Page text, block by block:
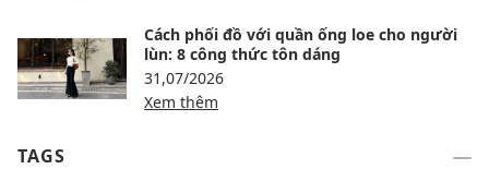
Cách phối đồ với quần ống loe cho người
lùn: 8 công thức tôn dáng
31,07/2026
Xem thêm
TAGS